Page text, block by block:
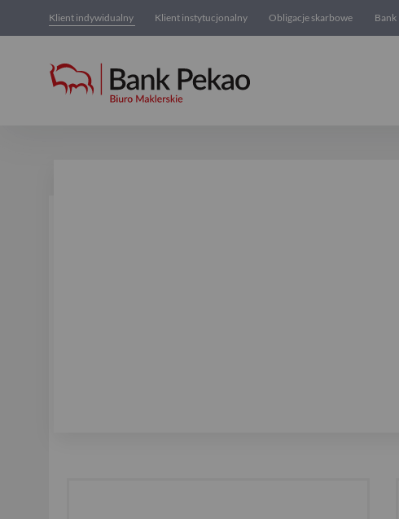
Klient indywidualny Klient instytucjonalny Obligacje skarbowe Bank